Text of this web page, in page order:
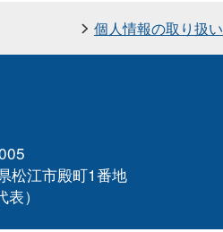
個人情報の取り扱い
江市殿町1番地
）